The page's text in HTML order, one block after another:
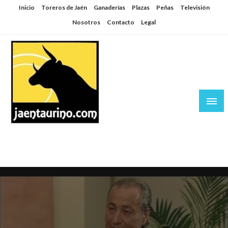
SaltarInicio Toreros de Jaén Ganaderías Plazas Peñas
Televisión
Nosotros
Contacto Legal